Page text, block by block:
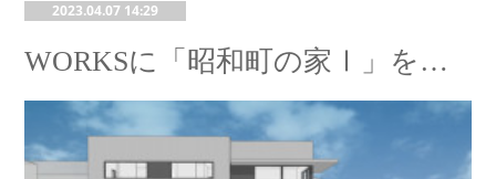
2023.04.07 14:29
WORKSに「昭和町の家Ⅰ」を追加しました。